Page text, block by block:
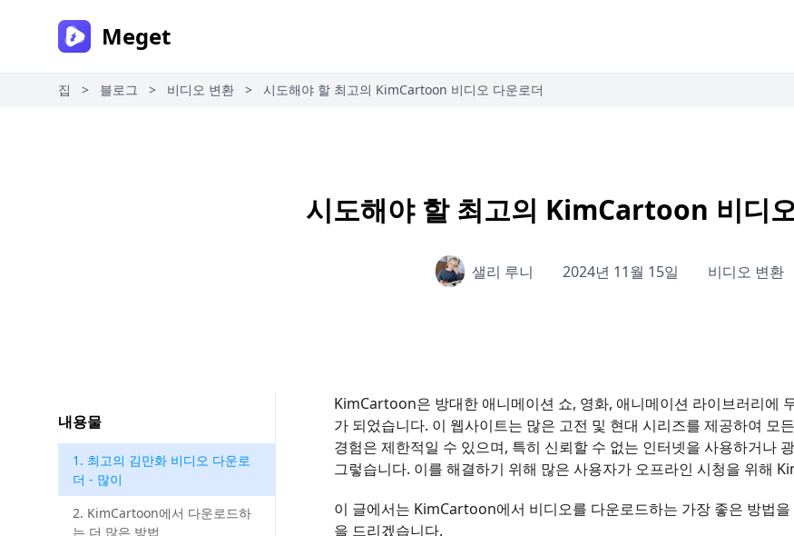
Meget
집 > 블로그 > 비디오 변환 > 시도해야 할 최고의 KimCartoon 비디오 다운로더
시도해야 할 최고의 KimCartoon 비디
샐리 루니 2024년 11월 15일 비디오 변환
내용물
1. 최고의 김만화 비디오 다운로
더 - 많이
2. KimCartoon에서 다운로드하
는 더 많은 방법
KimCartoon은 방대한 애니메이션 쇼, 영화, 애니메이션 라이브러리에
가 되었습니다. 이 웹사이트는 많은 고전 및 현대 시리즈를 제공하여 모
경험은 제한적일 수 있으며, 특히 신뢰할 수 없는 인터넷을 사용하거나
그렇습니다. 이를 해결하기 위해 많은 사용자가 오프라인 시청을 위해
이 글에서는 KimCartoon에서 비디오를 다운로드하는 가장 좋은 방법
을 드리겠습니다.